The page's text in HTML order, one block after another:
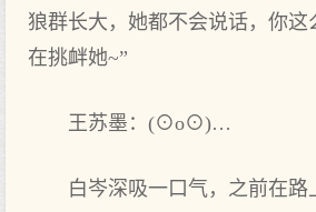
狼群长大，她都不会说话，你这
在挑衅她~”
王苏墨：(⊙o⊙)…
白岑深吸一口气，之前在路